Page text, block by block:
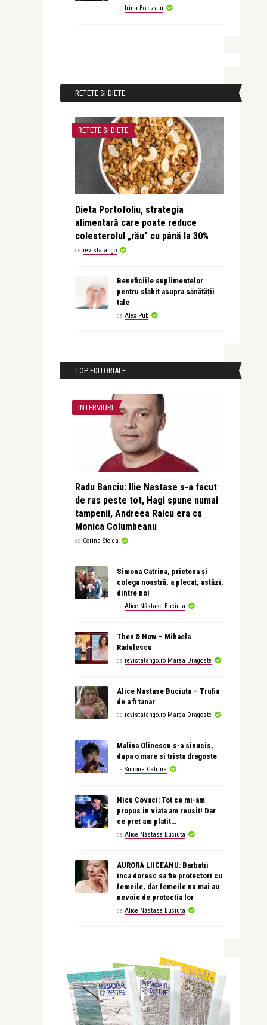
de Irina Botezatu
RETETE SI DIETE
RETETE SI DIETE
Dieta Portofoliu, strategia
alimentară care poate reduce
colesterolul „rău” cu până la 30%
de revistatango
Beneficiile suplimentelor
pentru slăbit asupra sănătății
tale
de Alex Pub
TOP EDITORIALE
INTERVIURI
Radu Banciu: Ilie Nastase s-a facut
de ras peste tot, Hagi spune numai
tampenii, Andreea Raicu era ca
Monica Columbeanu
de Corina Stoica
Simona Catrina, prietena și
colega noastră, a plecat, astăzi,
dintre noi
de Alice Năstase Buciuta
Then & Now – Mihaela
Radulescu
de revistatango.ro Marea Dragoste
Alice Nastase Buciuta – Trufia
de a fi tanar
de revistatango.ro Marea Dragoste
Malina Olinescu s-a sinucis,
dupa o mare si trista dragoste
de Simona Catrina
Nicu Covaci: Tot ce mi-am
propus in viata am reusit! Dar
ce pret am platit…
de Alice Năstase Buciuta
AURORA LIICEANU: Barbatii
inca doresc sa fie protectori cu
femeile, dar femeile nu mai au
nevoie de protectia lor
de Alice Năstase Buciuta